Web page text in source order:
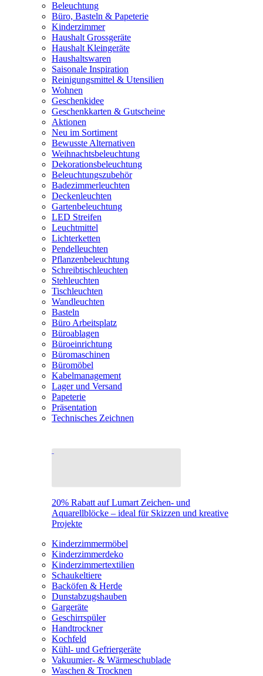
Beleuchtung
Büro, Basteln & Papeterie
Kinderzimmer
Haushalt Grossgeräte
Haushalt Kleingeräte
Haushaltswaren
Saisonale Inspiration
Reinigungsmittel & Utensilien
Wohnen
Geschenkidee
Geschenkkarten & Gutscheine
Aktionen
Neu im Sortiment
Bewusste Alternativen
Weihnachtsbeleuchtung
Dekorationsbeleuchtung
Beleuchtungszubehör
Badezimmerleuchten
Deckenleuchten
Gartenbeleuchtung
LED Streifen
Leuchtmittel
Lichterketten
Pendelleuchten
Pflanzenbeleuchtung
Schreibtischleuchten
Stehleuchten
Tischleuchten
Wandleuchten
Basteln
Büro Arbeitsplatz
Büroablagen
Büroeinrichtung
Büromaschinen
Büromöbel
Kabelmanagement
Lager und Versand
Papeterie
Präsentation
Technisches Zeichnen
20% Rabatt auf Lumart Zeichen- und
Aquarellblöcke – ideal für Skizzen und kreative
Projekte
Kinderzimmermöbel
Kinderzimmerdeko
Kinderzimmertextilien
Schaukeltiere
Backöfen & Herde
Dunstabzugshauben
Gargeräte
Geschirrspüler
Handtrockner
Kochfeld
Kühl- und Gefriergeräte
Vakuumier- & Wärmeschublade
Waschen & Trocknen